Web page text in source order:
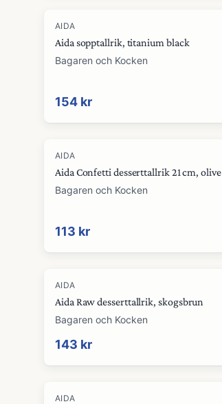
AIDA
Aida sopptallrik, titanium black
Bagaren och Kocken
154 kr
AIDA
Aida Confetti desserttallrik 21 cm, olive
Bagaren och Kocken
113 kr
AIDA
Aida Raw desserttallrik, skogsbrun
Bagaren och Kocken
143 kr
AIDA